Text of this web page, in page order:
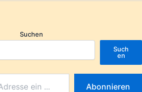
Suchen
Such
en
Abonnieren